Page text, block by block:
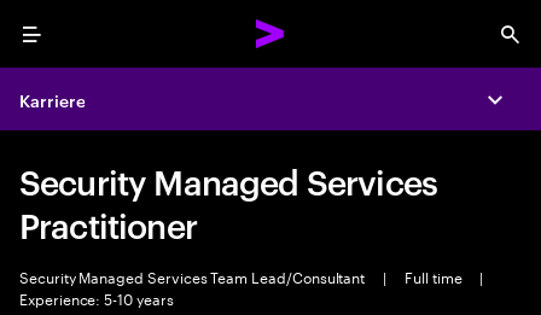
Menu
Karriere
Security Managed Services
Practitioner
Security Managed Services Team Lead/Consultant | Full time
|
Experience: 5-10 years